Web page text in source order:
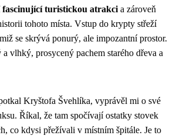
turistickou atrakci a zároveň
tohoto místa. Vstup do krypty střeží
se skrývá ponurý, ale impozantní prostor.
vlhký, prosycený pachem starého dřeva a
Kryštofa Švehlíka, vyprávěl mi o své
Říkal, že tam spočívají ostatky stovek
co kdysi přežívali v místním špitále. Je to